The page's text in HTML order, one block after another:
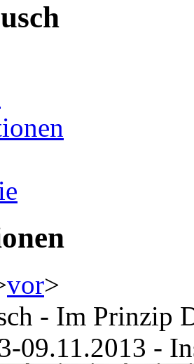
vor>
- Im Prinzip
09.11.2013 -